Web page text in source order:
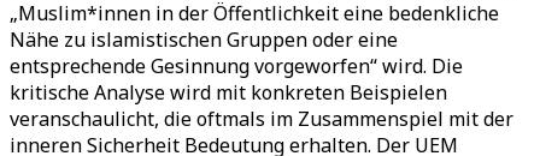
„Muslim*innen in der Öffentlichkeit eine bedenkliche
Nähe zu islamistischen Gruppen oder eine
entsprechende Gesinnung vorgeworfen“ wird. Die
kritische Analyse wird mit konkreten Beispielen
veranschaulicht, die oftmals im Zusammenspiel mit der
inneren Sicherheit Bedeutung erhalten. Der UEM